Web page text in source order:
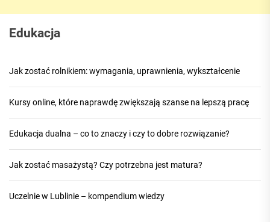
Edukacja
Jak zostać rolnikiem: wymagania, uprawnienia, wykształcenie
Kursy online, które naprawdę zwiększają szanse na lepszą pracę
Edukacja dualna – co to znaczy i czy to dobre rozwiązanie?
Jak zostać masażystą? Czy potrzebna jest matura?
Uczelnie w Lublinie – kompendium wiedzy